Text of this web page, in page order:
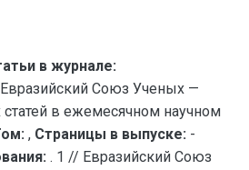
в журнале:
Евразийский Союз Ученых —
статей в ежемесячном научном
, Страницы в выпуске: -
. 1 // Евразийский Союз